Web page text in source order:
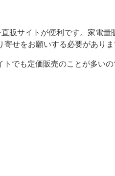
販サイトが便利です。家電量
せをお願いする必要がありま
でも定価販売のことが多い